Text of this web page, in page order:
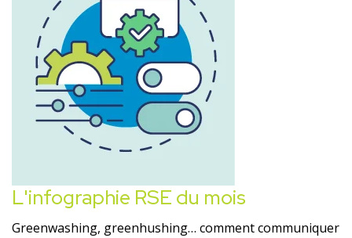
L'infographie RSE du mois
Greenwashing, greenhushing… comment communiquer